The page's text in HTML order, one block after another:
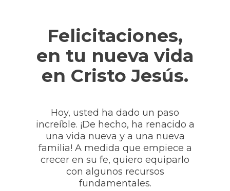
Felicitaciones,
en tu nueva vida
en Cristo Jesús.
Hoy, usted ha dado un paso
increíble. ¡De hecho, ha renacido a
una vida nueva y a una nueva
familia! A medida que empiece a
crecer en su fe, quiero equiparlo
con algunos recursos
fundamentales.